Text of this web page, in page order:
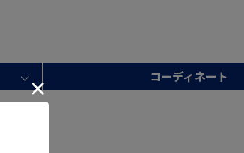
コーディネート